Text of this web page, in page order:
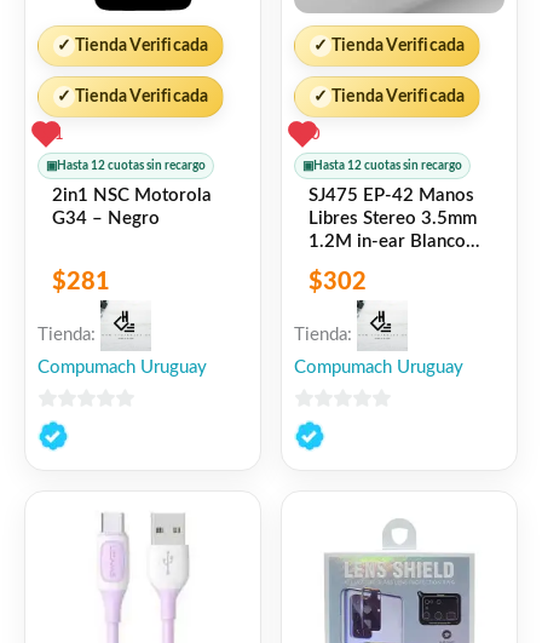
✓ Tienda Verificada
✓ Tienda Verificada
1
▣ Hasta 12 cuotas sin recargo
2in1 NSC Motorola
G34 – Negro
$281
Tienda:
Compumach Uruguay
0
de
✓ Tienda Verificada
✓ Tienda Verificada
0
▣ Hasta 12 cuotas sin recargo
SJ475 EP-42 Manos
Libres Stereo 3.5mm
1.2M in-ear Blanco
$302
Tienda:
Compumach Uruguay
0
de